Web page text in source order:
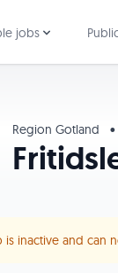
jobs
Region Gotland •
is inactive and can